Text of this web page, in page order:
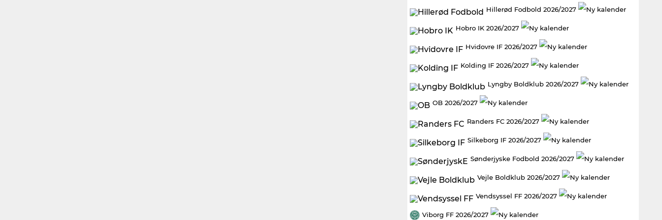
Hillerød Fodbold 2026/2027
Hobro IK 2026/2027
Hvidovre IF 2026/2027
Kolding IF 2026/2027
Lyngby Boldklub 2026/2027
OB 2026/2027
Randers FC 2026/2027
Silkeborg IF 2026/2027
Sønderjyske Fodbold 2026/2027
Vejle Boldklub 2026/2027
Vendsyssel FF 2026/2027
Viborg FF 2026/2027